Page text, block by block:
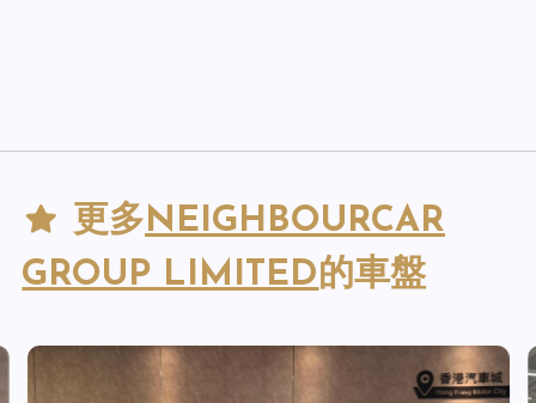
更多NEIGHBOURCAR
GROUP LIMITED 的車盤